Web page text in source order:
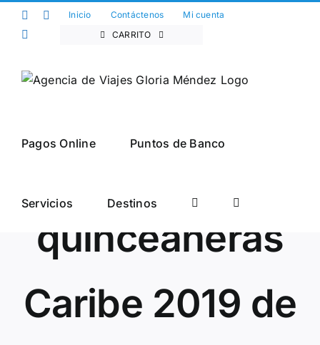
Saltar Facebook
Twitter
Inicio Contáctenos
Mi cuenta
CARRITO
Pagos Online Puntos de Banco
Servicios Destinos
quinceañeras
Caribe 2019 de